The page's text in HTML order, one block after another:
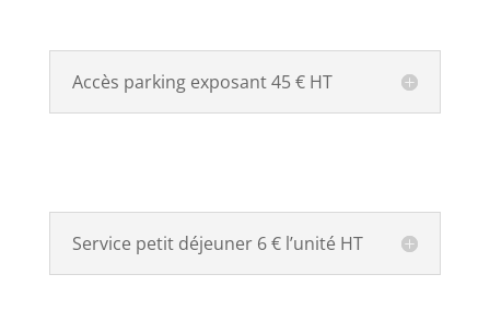
Accès parking exposant 45 € HT
Service petit déjeuner 6 € l’unité HT